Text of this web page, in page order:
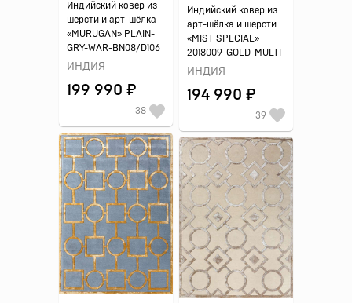
Индийский ковер из
шерсти и арт-шёлка
«MURUGAN» PLAIN-
GRY-WAR-BN08/D106
ИНДИЯ
199 990 ₽
38
Индийский ковер из
арт-шёлка и шерсти
«MIST SPECIAL»
2018009-GOLD-MULTI
ИНДИЯ
194 990 ₽
39